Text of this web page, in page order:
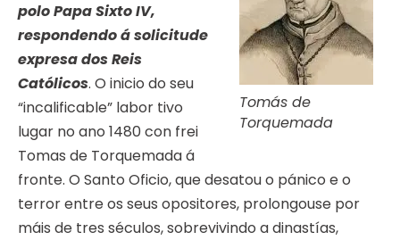
Tomás de
Torquemada
polo Papa Sixto IV,
respondendo á solicitude
expresa dos Reis
Católicos. O inicio do seu
“incalificable” labor tivo
lugar no ano 1480 con frei
Tomas de Torquemada á
fronte. O Santo Oficio, que desatou o pánico e o
terror entre os seus opositores, prolongouse por
máis de tres séculos, sobrevivindo a dinastías,